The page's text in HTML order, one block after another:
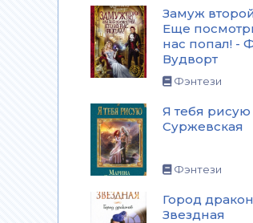
Замуж
Еще
нас попал! -
Вудворт
Фэнтези
Я тебя
Суржевская
Фэнтези
Город
Звездная